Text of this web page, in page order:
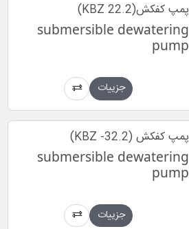
پمپ کفکش(KBZ 22.2)
submersible dewatering
pump
جزییات
پمپ کفکش (KBZ -32.2)
submersible dewatering
pump
جزییات